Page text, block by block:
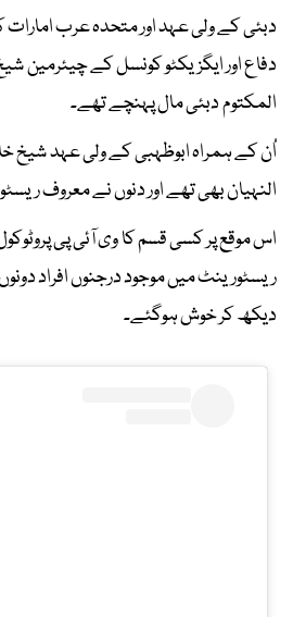
دبئی کے ولی عہد اور متحدہ عرب امارات
دفاع اور ایگزیکٹو کونسل کے چیئرمین
المکتوم دبئی مال پہنچے تھے۔
اُن کے ہمراہ ابوظہبی کے ولی عہد شیخ
النہیان بھی تھے اور دنوں نے معروف
اس موقع پر کسی قسم کا وی آئی پی
ریسٹورینٹ میں موجود درجنوں افراد
دیکھ کر خوش ہوگئے۔